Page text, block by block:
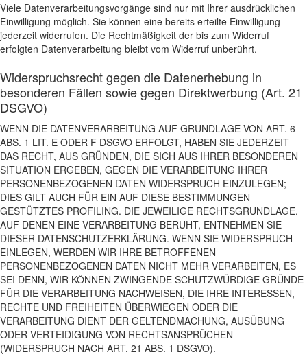
Viele Datenverarbeitungsvorgänge sind nur mit Ihrer ausdrücklichen
Einwilligung möglich. Sie können eine bereits erteilte Einwilligung
jederzeit widerrufen. Die Rechtmäßigkeit der bis zum Widerruf
erfolgten Datenverarbeitung bleibt vom Widerruf unberührt.
Widerspruchsrecht gegen die Datenerhebung in
besonderen Fällen sowie gegen Direktwerbung (Art. 21
DSGVO)
WENN DIE DATENVERARBEITUNG AUF GRUNDLAGE VON ART. 6
ABS. 1 LIT. E ODER F DSGVO ERFOLGT, HABEN SIE JEDERZEIT
DAS RECHT, AUS GRÜNDEN, DIE SICH AUS IHRER BESONDEREN
SITUATION ERGEBEN, GEGEN DIE VERARBEITUNG IHRER
PERSONENBEZOGENEN DATEN WIDERSPRUCH EINZULEGEN;
DIES GILT AUCH FÜR EIN AUF DIESE BESTIMMUNGEN
GESTÜTZTES PROFILING. DIE JEWEILIGE RECHTSGRUNDLAGE,
AUF DENEN EINE VERARBEITUNG BERUHT, ENTNEHMEN SIE
DIESER DATENSCHUTZERKLÄRUNG. WENN SIE WIDERSPRUCH
EINLEGEN, WERDEN WIR IHRE BETROFFENEN
PERSONENBEZOGENEN DATEN NICHT MEHR VERARBEITEN, ES
SEI DENN, WIR KÖNNEN ZWINGENDE SCHUTZWÜRDIGE GRÜNDE
FÜR DIE VERARBEITUNG NACHWEISEN, DIE IHRE INTERESSEN,
RECHTE UND FREIHEITEN ÜBERWIEGEN ODER DIE
VERARBEITUNG DIENT DER GELTENDMACHUNG, AUSÜBUNG
ODER VERTEIDIGUNG VON RECHTSANSPRÜCHEN
(WIDERSPRUCH NACH ART. 21 ABS. 1 DSGVO).